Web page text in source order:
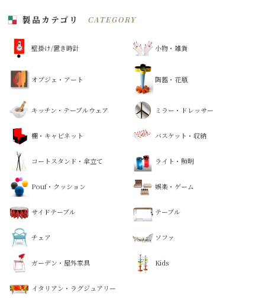
製品カテゴリ CATEGORY
壁掛け/置き時計 小物・雑貨
オブジェ・アート 陶器・花瓶
キッチン・テーブルウェア ミラー・ドレッサー
棚・キャビネット バスケット・収納
コートスタンド・傘立て ライト・照明
Pouf・クッション 娯楽・ゲーム
サイドテーブル テーブル
チェア ソファ
ガーデン・屋外家具 Kids
イタリアン・ラグジュアリー